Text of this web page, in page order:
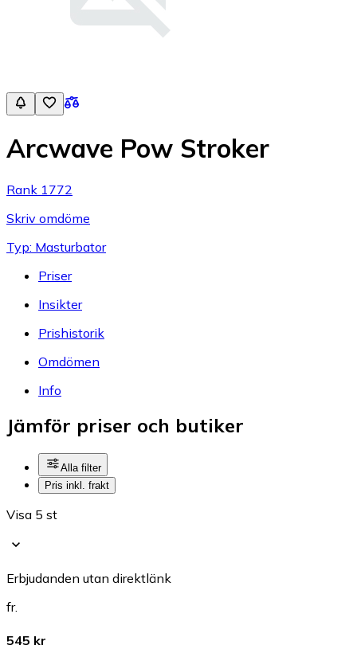
Arcwave Pow Stroker
Rank 1772
Skriv omdöme
Typ: Masturbator
Priser
Insikter
Prishistorik
Omdömen
Info
Jämför priser och butiker
Alla filter
Pris inkl. frakt
Visa 5 st
Erbjudanden utan direktlänk
fr.
545 kr